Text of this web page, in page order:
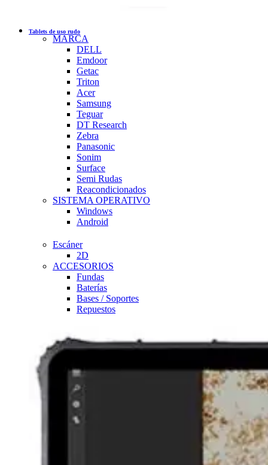
Tablets de uso rudo
MARCA
DELL
Emdoor
Getac
Triton
Acer
Samsung
Teguar
DT Research
Zebra
Panasonic
Sonim
Surface
Semi Rudas
Reacondicionados
SISTEMA OPERATIVO
Windows
Android
Escáner
2D
ACCESORIOS
Fundas
Baterías
Bases / Soportes
Repuestos